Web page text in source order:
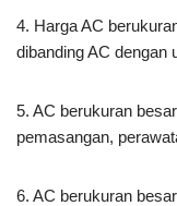
4. Harga AC
dibanding AC dengan
5. AC berukuran
pemasangan,
6. AC berukuran